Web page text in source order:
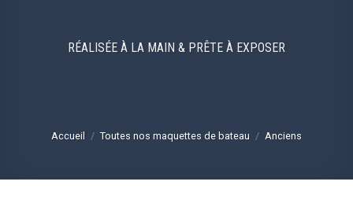
RÉALISÉE À LA MAIN & PRÊTE À EXPOSER
Accueil / Toutes nos maquettes de bateau / Anciens